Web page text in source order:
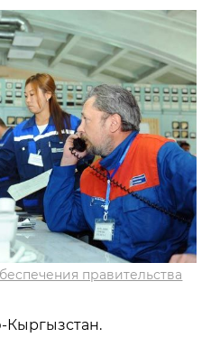
правительства
Кыргызстан.